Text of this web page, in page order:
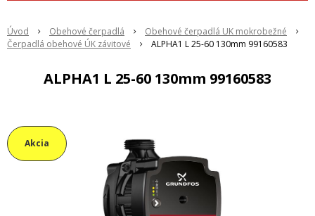
Úvod Obehové čerpadlá
Obehové čerpadlá UK mokrobežné
Čerpadlá obehové ÚK závitové
ALPHA1 L 25-60 130mm 99160583
ALPHA1 L 25-60 130mm 99160583
Akcia